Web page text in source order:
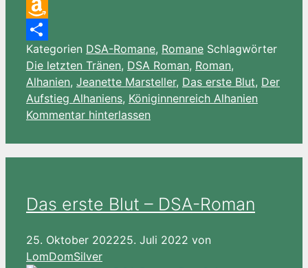
Email
Amazon
Wish
List
Teilen
Kategorien DSA-Romane, Romane Schlagwörter
Die letzten Tränen, DSA Roman, Roman,
Alhanien, Jeanette Marsteller, Das erste Blut, Der
Aufstieg Alhaniens, Königinnenreich Alhanien
Kommentar hinterlassen
Das erste Blut – DSA-Roman
25. Oktober 202225. Juli 2022 von
LomDomSilver